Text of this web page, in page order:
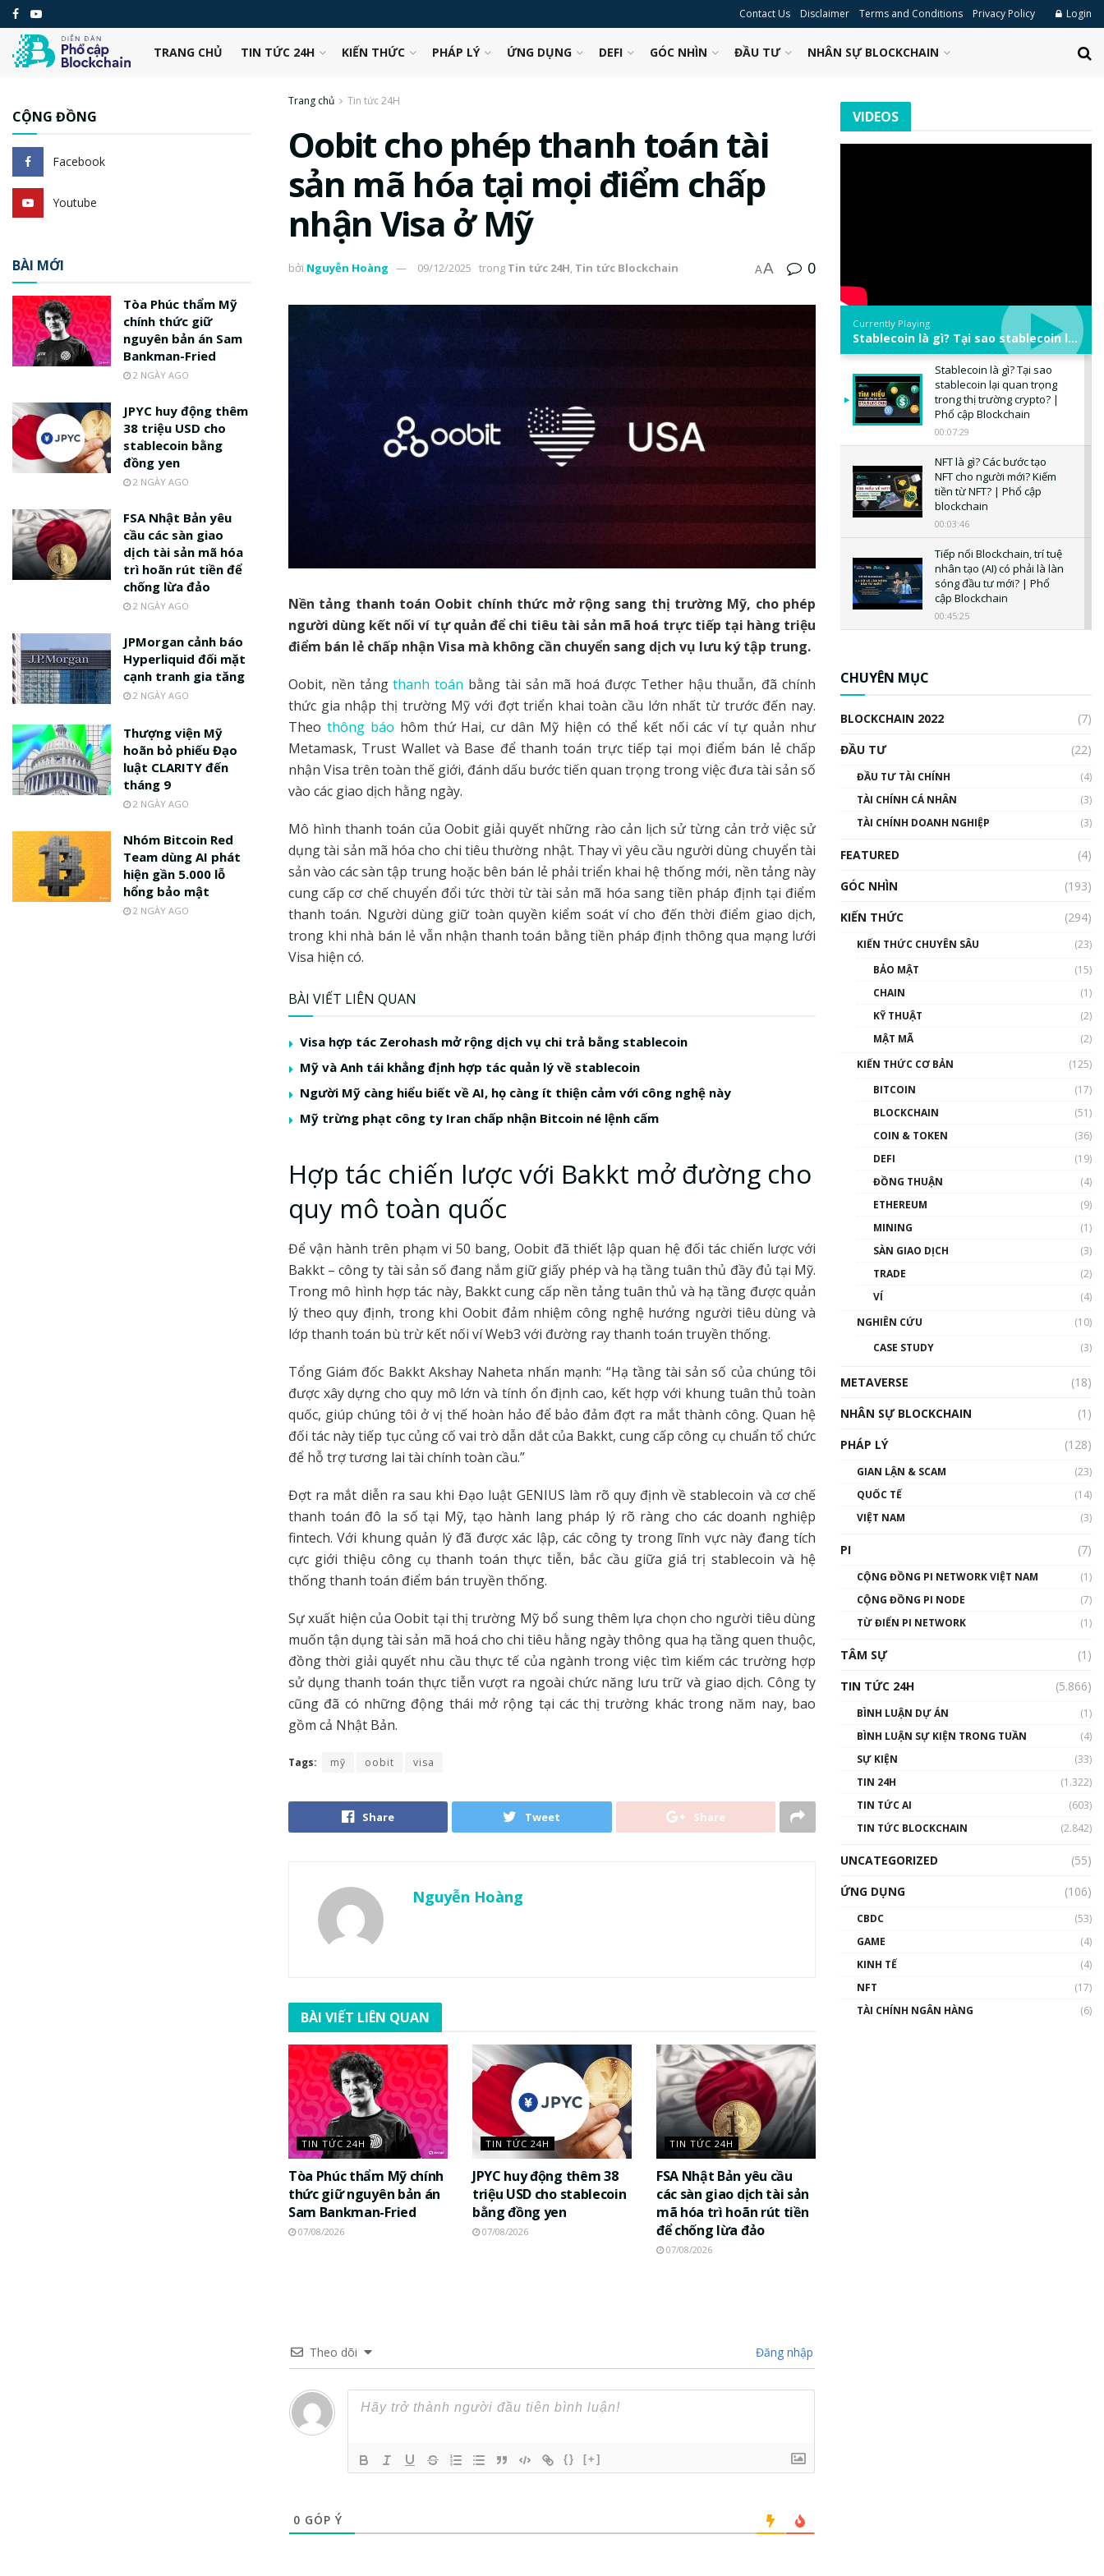
Contact Us Disclaimer Terms and Conditions Privacy Policy Login
TRANG CHỦ TIN TỨC 24H KIẾN THỨC PHÁP LÝ ỨNG DỤNG DEFI GÓC NHÌN ĐẦU TƯ NHÂN SỰ BLOCKCHAIN
Trang chủ Tin tức 24H
Oobit cho phép thanh toán tài
sản mã hóa tại mọi điểm chấp
nhận Visa ở Mỹ
bởi Nguyễn Hoàng 09/12/2025 trong Tin tức 24H, Tin tức Blockchain AA 0
Nền tảng thanh toán Oobit chính thức mở rộng sang thị trường Mỹ, cho phép
người dùng kết nối ví tự quản để chi tiêu tài sản mã hoá trực tiếp tại hàng triệu
điểm bán lẻ chấp nhận Visa mà không cần chuyển sang dịch vụ lưu ký tập trung.
Oobit, nền tảngthanh toán bằng tài sản mã hoá được Tether hậu thuẫn, đã chính
thức gia nhập thị trường Mỹ với đợt triển khai toàn cầu lớn nhất từ trước đến nay.
Theo thông báo hôm thứ Hai, cư dân Mỹ hiện có thể kết nối các ví tự quản như
Metamask, Trust Wallet và Base để thanh toán trực tiếp tại mọi điểm bán lẻ chấp
nhận Visa trên toàn thế giới, đánh dấu bước tiến quan trọng trong việc đưa tài sản số
vào các giao dịch hằng ngày.
Mô hình thanh toán của Oobit giải quyết những rào cản lịch sử từng cản trở việc sử
dụng tài sản mã hóa cho chi tiêu thường nhật. Thay vì yêu cầu người dùng chuyển tài
sản vào các sàn tập trung hoặc bên bán lẻ phải triển khai hệ thống mới, nền tảng này
cung cấp cơ chế chuyển đổi tức thời từ tài sản mã hóa sang tiền pháp định tại điểm
thanh toán. Người dùng giữ toàn quyền kiểm soát ví cho đến thời điểm giao dịch,
trong khi nhà bán lẻ vẫn nhận thanh toán bằng tiền pháp định thông qua mạng lưới
Visa hiện có.
BÀI VIẾT LIÊN QUAN
Visa hợp tác Zerohash mở rộng dịch vụ chi trả bằng stablecoin
Mỹ và Anh tái khẳng định hợp tác quản lý về stablecoin
Người Mỹ càng hiểu biết về AI, họ càng ít thiện cảm với công nghệ này
Mỹ trừng phạt công ty Iran chấp nhận Bitcoin né lệnh cấm
Hợp tác chiến lược với Bakkt mở đường cho
quy mô toàn quốc
Để vận hành trên phạm vi 50 bang, Oobit đã thiết lập quan hệ đối tác chiến lược với
Bakkt – công ty tài sản số đang nắm giữ giấy phép và hạ tầng tuân thủ đầy đủ tại Mỹ.
Trong mô hình hợp tác này, Bakkt cung cấp nền tảng tuân thủ và hạ tầng được quản
lý theo quy định, trong khi Oobit đảm nhiệm công nghệ hướng người tiêu dùng và
lớp thanh toán bù trừ kết nối ví Web3 với đường ray thanh toán truyền thống.
Tổng Giám đốc Bakkt Akshay Naheta nhấn mạnh: “Hạ tầng tài sản số của chúng tôi
được xây dựng cho quy mô lớn và tính ổn định cao, kết hợp với khung tuân thủ toàn
quốc, giúp chúng tôi ở vị thế hoàn hảo để bảo đảm đợt ra mắt thành công. Quan hệ
đối tác này tiếp tục củng cố vai trò dẫn dắt của Bakkt, cung cấp công cụ chuẩn tổ chức
để hỗ trợ tương lai tài chính toàn cầu.”
Đợt ra mắt diễn ra sau khi Đạo luật GENIUS làm rõ quy định về stablecoin và cơ chế
thanh toán đô la số tại Mỹ, tạo hành lang pháp lý rõ ràng cho các doanh nghiệp
fintech. Với khung quản lý đã được xác lập, các công ty trong lĩnh vực này đang tích
cực giới thiệu công cụ thanh toán thực tiễn, bắc cầu giữa giá trị stablecoin và hệ
thống thanh toán điểm bán truyền thống.
Sự xuất hiện của Oobit tại thị trường Mỹ bổ sung thêm lựa chọn cho người tiêu dùng
muốn tận dụng tài sản mã hoá cho chi tiêu hằng ngày thông qua hạ tầng quen thuộc,
đồng thời giải quyết nhu cầu thực tế của ngành trong việc tìm kiếm các trường hợp
sử dụng thanh toán thực tiễn vượt ra ngoài chức năng lưu trữ và giao dịch. Công ty
cũng đã có những động thái mở rộng tại các thị trường khác trong năm nay, bao
gồm cả Nhật Bản.
Tags: mỹ oobit visa
Share Tweet Share
Nguyễn Hoàng
BÀI VIẾT LIÊN QUAN
TIN TỨC 24H
Tòa Phúc thẩm Mỹ chính
thức giữ nguyên bản án
Sam Bankman-Fried
07/08/2026
TIN TỨC 24H
JPYC huy động thêm 38
triệu USD cho stablecoin
bằng đồng yen
07/08/2026
TIN TỨC 24H
FSA Nhật Bản yêu cầu
các sàn giao dịch tài sản
mã hóa trì hoãn rút tiền
để chống lừa đảo
07/08/2026
Theo dõi Đăng nhập
{} [+]
0 GÓP Ý
CỘNG ĐỒNG
Facebook
Youtube
BÀI MỚI
Tòa Phúc thẩm Mỹ
chính thức giữ
nguyên bản án Sam
Bankman-Fried
2 NGÀY AGO
JPYC huy động thêm
38 triệu USD cho
stablecoin bằng
đồng yen
2 NGÀY AGO
FSA Nhật Bản yêu
cầu các sàn giao
dịch tài sản mã hóa
trì hoãn rút tiền để
chống lừa đảo
2 NGÀY AGO
JPMorgan cảnh báo
Hyperliquid đối mặt
cạnh tranh gia tăng
2 NGÀY AGO
Thượng viện Mỹ
hoãn bỏ phiếu Đạo
luật CLARITY đến
tháng 9
2 NGÀY AGO
Nhóm Bitcoin Red
Team dùng AI phát
hiện gần 5.000 lỗ
hổng bảo mật
2 NGÀY AGO
VIDEOS
Currently Playing
Stablecoin là gì? Tại sao stablecoin lại quan trọng trong thị trường crypto? | Phổ cập Blockchain
Stablecoin là gì? Tại sao
stablecoin lại quan trọng
trong thị trường crypto? |
Phổ cập Blockchain
00:07:29
NFT là gì? Các bước tạo
NFT cho người mới? Kiếm
tiền từ NFT? | Phổ cập
blockchain
00:03:46
Tiếp nối Blockchain, trí tuệ
nhân tạo (AI) có phải là làn
sóng đầu tư mới? | Phổ
cập Blockchain
00:45:25
uptrend trong năm 2023? |
Phổ cập Blockchain
00:02:14
Nhìn lại năm 2022: Những
nhân vật ảnh hưởng nhất
hệ sinh thái tiền mã hoá |
Blockchain
Nhân sự tương lại ngành
Blockchain Việt Nam | Phổ
cập Blockchain
Blockchain đang được ứng
01:34:46
01:32:59
Talkshow17: Mùa đông
Crypto – Chiếc khăn gió ấm
01:49:30
Talkshow 14: MemeCoin –
CHUYÊN MỤC
BLOCKCHAIN 2022
(7)
ĐẦU TƯ
(22)
ĐẦU TƯ TÀI CHÍNH
(4)
TÀI CHÍNH CÁ NHÂN
(3)
TÀI CHÍNH DOANH NGHIỆP
(3)
FEATURED
(4)
GÓC NHÌN
(193)
KIẾN THỨC
(294)
KIẾN THỨC CHUYÊN SÂU
(23)
BẢO MẬT
(15)
CHAIN
(1)
KỸ THUẬT
(2)
MẬT MÃ
(2)
KIẾN THỨC CƠ BẢN
(125)
BITCOIN
(17)
BLOCKCHAIN
(51)
COIN & TOKEN
(36)
DEFI
(19)
ĐỒNG THUẬN
(4)
ETHEREUM
(9)
MINING
(1)
SÀN GIAO DỊCH
(3)
TRADE
(2)
VÍ
(4)
NGHIÊN CỨU
(10)
CASE STUDY
(3)
METAVERSE
(18)
NHÂN SỰ BLOCKCHAIN
(1)
PHÁP LÝ
(128)
GIAN LẬN & SCAM
(23)
QUỐC TẾ
(14)
VIỆT NAM
(3)
PI (7)
CỘNG ĐỒNG PI NETWORK VIỆT NAM
(1)
CỘNG ĐỒNG PI NODE
(7)
TỪ ĐIỂN PI NETWORK
(1)
TÂM SỰ
(1)
TIN TỨC 24H
(5.866)
BÌNH LUẬN DỰ ÁN
(1)
BÌNH LUẬN SỰ KIỆN TRONG TUẦN
(4)
SỰ KIỆN
(33)
TIN 24H
(1.322)
TIN TỨC AI
(603)
TIN TỨC BLOCKCHAIN
(2.842)
UNCATEGORIZED
(55)
ỨNG DỤNG
(106)
CBDC
(53)
GAME
(4)
KINH TẾ
(4)
NFT
(17)
TÀI CHÍNH NGÂN HÀNG
(6)